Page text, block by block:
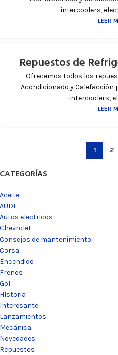
CATEGORÍAS
Aceite
AUDI
Autos electricos
Chevrolet
Consejos de mantenimiento
Corsa
Encendido
Frenos
Gol
HIstoria
Interesante
Lanzamientos
Mecánica
Novedades
Repuestos
intercoolers,
LEER
Repuestos de
Ofrecemos todos los
Acondicionado y Calefacción
intercoolers,
LEER
1 2